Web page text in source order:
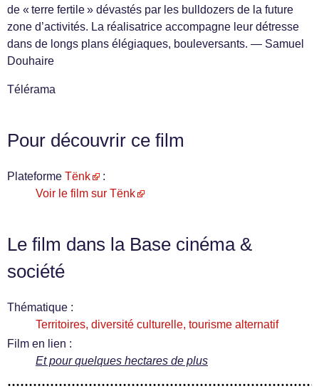
de « terre fertile » dévastés par les bulldozers de la future
zone d’activités. La réalisatrice accompagne leur détresse
dans de longs plans élégiaques, bouleversants. — Samuel
Douhaire
Télérama
Pour découvrir ce film
Plateforme Tënk
:
Voir le film sur Tënk
Le film dans la Base cinéma &
société
Thématique :
Territoires, diversité culturelle, tourisme alternatif
Film en lien :
Et pour quelques hectares de plus